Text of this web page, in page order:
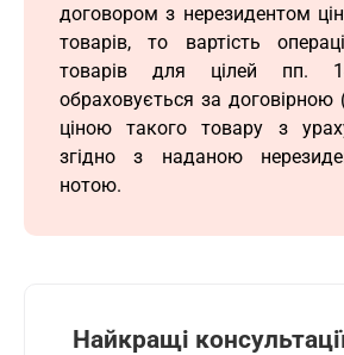
договором з нерезидентом
товарів, то вартість
товарів для цілей пп.
обраховується за договірною
ціною такого товару з
згідно з наданою
нотою.
Найкращі